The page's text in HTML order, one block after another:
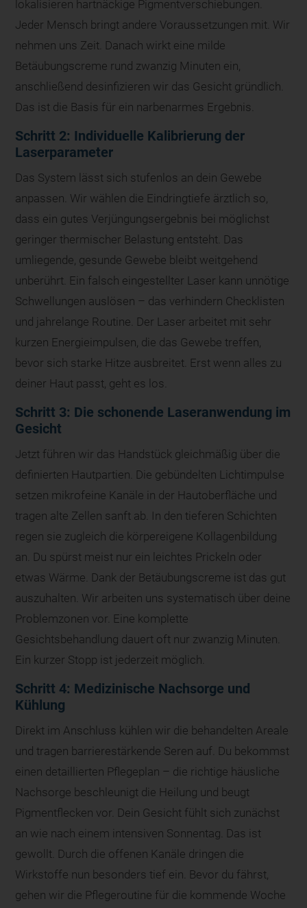
lokalisieren hartnäckige Pigmentverschiebungen.
Jeder Mensch bringt andere Voraussetzungen mit. Wir
nehmen uns Zeit. Danach wirkt eine milde
Betäubungscreme rund zwanzig Minuten ein,
anschließend desinfizieren wir das Gesicht gründlich.
Das ist die Basis für ein narbenarmes Ergebnis.
Schritt 2: Individuelle Kalibrierung der
Laserparameter
Das System lässt sich stufenlos an dein Gewebe
anpassen. Wir wählen die Eindringtiefe ärztlich so,
dass ein gutes Verjüngungsergebnis bei möglichst
geringer thermischer Belastung entsteht. Das
umliegende, gesunde Gewebe bleibt weitgehend
unberührt. Ein falsch eingestellter Laser kann unnötige
Schwellungen auslösen – das verhindern Checklisten
und jahrelange Routine. Der Laser arbeitet mit sehr
kurzen Energieimpulsen, die das Gewebe treffen,
bevor sich starke Hitze ausbreitet. Erst wenn alles zu
deiner Haut passt, geht es los.
Schritt 3: Die schonende Laseranwendung im
Gesicht
Jetzt führen wir das Handstück gleichmäßig über die
definierten Hautpartien. Die gebündelten Lichtimpulse
setzen mikrofeine Kanäle in der Hautoberfläche und
tragen alte Zellen sanft ab. In den tieferen Schichten
regen sie zugleich die körpereigene Kollagenbildung
an. Du spürst meist nur ein leichtes Prickeln oder
etwas Wärme. Dank der Betäubungscreme ist das gut
auszuhalten. Wir arbeiten uns systematisch über deine
Problemzonen vor. Eine komplette
Gesichtsbehandlung dauert oft nur zwanzig Minuten.
Ein kurzer Stopp ist jederzeit möglich.
Schritt 4: Medizinische Nachsorge und
Kühlung
Direkt im Anschluss kühlen wir die behandelten Areale
und tragen barrierestärkende Seren auf. Du bekommst
einen detaillierten Pflegeplan – die richtige häusliche
Nachsorge beschleunigt die Heilung und beugt
Pigmentflecken vor. Dein Gesicht fühlt sich zunächst
an wie nach einem intensiven Sonnentag. Das ist
gewollt. Durch die offenen Kanäle dringen die
Wirkstoffe nun besonders tief ein. Bevor du fährst,
gehen wir die Pflegeroutine für die kommende Woche